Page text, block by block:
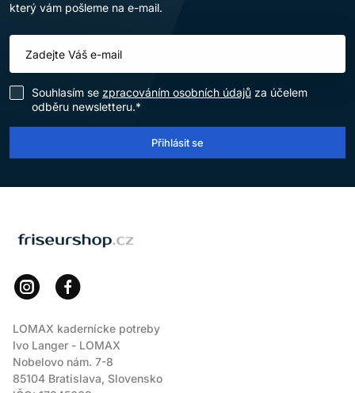
který vám pošleme na e-mail.
Souhlasím se zpracováním osobních údajů za účelem
odběru newsletteru.*
Přihlásit se
LOMAX kadernícke potreby
Ivo Langer - LOMAX
Nobelovo nám. 7-8
85104 Bratislava, Slovensko